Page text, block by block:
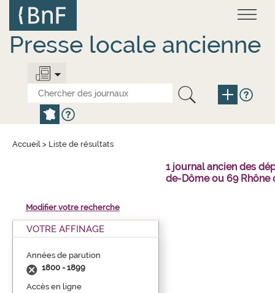
contenu
principal
Presse locale ancienne
Accueil > Liste de résultats
1 journal ancien des
de-Dôme ou 69 Rhône
Modifier votre recherche
VOTRE AFFINAGE
Années de parution
1800 - 1899
Accès en ligne
Panneau de gestion des cookies